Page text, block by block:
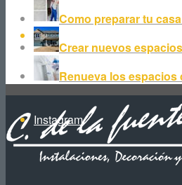
Facebook
Instagram
Como preparar tu
Crear nuevos
Renueva los